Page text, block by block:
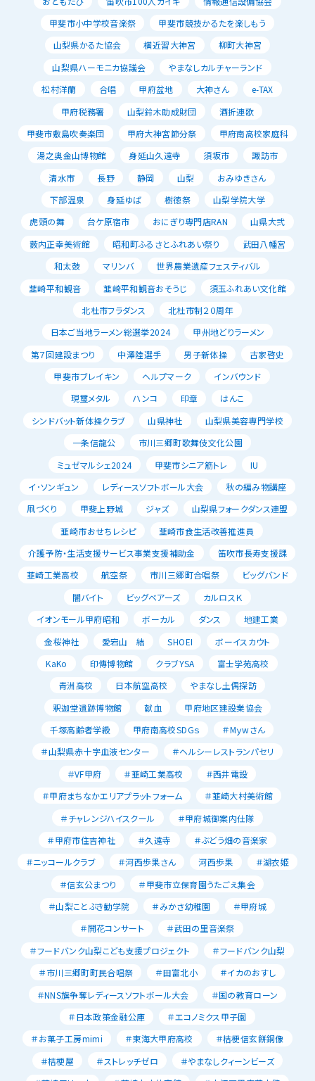
甲斐市小中学校音楽祭
甲斐市競技かるたを楽しもう
山梨県かるた協会
横近習大神宮
柳町大神宮
山梨県ハーモニカ協議会
やまなしカルチャーランド
松村洋蘭
合唱 甲府盆地 大神さん
e-TAX
甲府税務署
山梨鈴木助成財団
酒折連歌
甲斐市敷島吹奏楽団
甲府大神宮節分祭
甲府南高校家庭科
湯之奥金山博物館
身延山久遠寺 須坂市
諏訪市
清水市
長野 静岡 山梨
おみゆきさん
下部温泉
身延ゆば 樹徳祭
山梨学院大学
虎頭の舞
台ケ原宿市 おにぎり専門店RAN
山県大弐
薮内正幸美術館
昭和町ふるさとふれあい祭り
武田八幡宮
和太鼓
マリンバ
世界農業遺産フェスティバル
韮崎平和観音
韮崎平和観音おそうじ
須玉ふれあい文化館
北杜市フラダンス
北杜市制２０周年
日本ご当地ラーメン総選挙2024
甲州地どりラーメン
第７回建設まつり
中澤陸選手 男子新体操
古家啓史
甲斐市ブレイキン
ヘルプマーク
インバウンド
現璽メタル
ハンコ 印章
はんこ
シンドバット新体操クラブ
山県神社
山梨県美容専門学校
一条信龍公
市川三郷町歌舞伎文化公園
ミュゼマルシェ2024
甲斐市シニア筋トレ
IU
イ･ソンギュン
レディースソフトボール大会
秋の編み物講座
凧づくり
甲斐上野城 ジャズ
山梨県フォークダンス連盟
韮崎市おせちレシピ
韮崎市食生活改善推進員
介護予防・生活支援サービス事業支援補助金
笛吹市長寿支援課
韮崎工業高校
航空祭 市川三郷町合唱祭
ビッグバンド
闇バイト
ビッグベアーズ
カルロスＫ
イオンモール甲府昭和
ボーカル ダンス
地建工業
金桜神社
愛宕山 結 SHOEI
ボーイスカウト
KaKo
印傳博物館 クラブYSA
富士学苑高校
青洲高校
日本航空高校
やまなし土偶探訪
釈迦堂遺跡博物館
献血
甲府地区建設業協会
千塚高齢者学級
甲府南高校SDGｓ
＃Mｙwさん
＃山梨県赤十字血液センター
＃ヘルシーレストランパセリ
＃VF甲府
＃韮崎工業高校
＃西井電設
＃甲府まちなかエリアプラットフォーム
＃韮崎大村美術館
＃チャレンジハイスクール
＃甲府城御案内仕隊
＃甲府市住吉神社
＃久遠寺
＃ぶどう畑の音楽家
＃ニッコールクラブ
＃河西歩果さん 河西歩果
＃湖衣姫
＃信玄公まつり
＃甲斐市立保育園うたごえ集会
＃山梨ことぶき勧学院
＃みかさ幼稚園
＃甲府城
＃開花コンサート
＃武田の里音楽祭
＃フードバンク山梨こども支援プロジェクト
＃フードバンク山梨
＃市川三郷町町民合唱祭
＃田富北小
＃イカのおすし
＃NNS旗争奪レディースソフトボール大会
＃国の教育ローン
＃日本政策金融公庫
＃エコノミクス甲子園
＃お菓子工房mimi
＃東海大甲府高校
＃桔梗信玄餅銅像
＃桔梗屋
＃ストレッチゼロ
＃やまなしクィーンビーズ